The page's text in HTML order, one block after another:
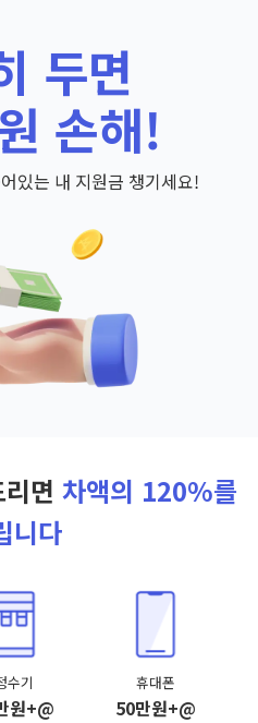
두면
손해!
있는 내 지원금 챙기세요!
면 차액의 120%를
니다
수기
원+@
휴대폰
50만원+@